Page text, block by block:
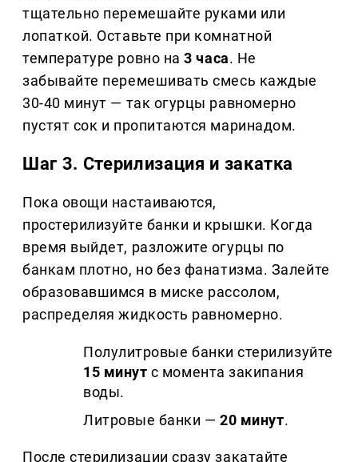
тщательно перемешайте руками или
лопаткой. Оставьте при комнатной
температуре ровно на3 часа. Не
забывайте перемешивать смесь каждые
30-40 минут — так огурцы равномерно
пустят сок и пропитаются маринадом.
Шаг 3. Стерилизация и закатка
Пока овощи настаиваются,
простерилизуйте банки и крышки. Когда
время выйдет, разложите огурцы по
банкам плотно, но без фанатизма. Залейте
образовавшимся в миске рассолом,
распределяя жидкость равномерно.
Полулитровые банки стерилизуйте
15 минут с момента закипания
воды.
Литровые банки —20 минут.
После стерилизации сразу закатайте